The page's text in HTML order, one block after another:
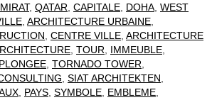
, QATAR, CAPITALE, DOHA, WEST
, ARCHITECTURE URBAINE,
, CENTRE VILLE, ARCHITECTURE
, TOUR, IMMEUBLE,
, TORNADO TOWER,
, SIAT ARCHITEKTEN,
, PAYS, SYMBOLE, EMBLEME,